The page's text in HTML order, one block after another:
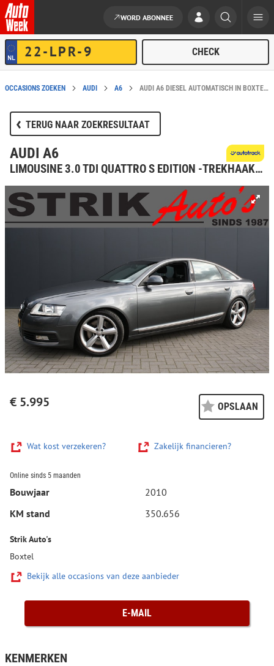
Ga naar de inhoud
WORD ABONNEE
OCCASIONS ZOEKEN AUDI A6 AUDI A6 DIESEL AUTOMATISCH IN BOXTEL KOPEN?
TERUG NAAR ZOEKRESULTAAT
AUDI A6
LIMOUSINE 3.0 TDI QUATTRO S EDITION -TREKHAAK - LEER
€ 5.995 OPSLAAN
Wat kost verzekeren? Zakelijk financieren?
Online sinds 5 maanden
Bouwjaar
2010
KM stand
350.656
Strik Auto's
Boxtel
Bekijk alle occasions van deze aanbieder
E-MAIL
KENMERKEN